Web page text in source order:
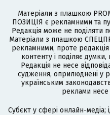
Матеріали з плашкою
ПОЗИЦІЯ є рекламними та
Редакція може не поділяти
Матеріали з плашкою
рекламними, проте редакція
контенту і поділяє
Редакція не несе
судження, оприлюднені у
українським
реклами
Cубєкт у сфері онлайн-медіа;